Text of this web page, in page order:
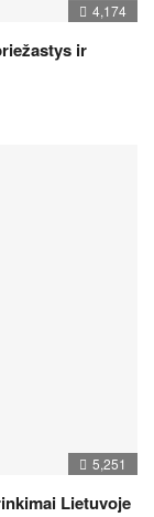
4,174
ir
5,251
Lietuvoje